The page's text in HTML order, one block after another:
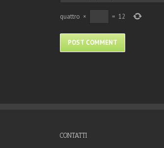
quattro × = 12
CONTATTI